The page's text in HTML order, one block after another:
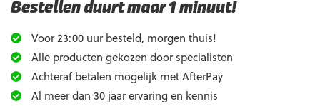
Bestellen duurt maar 1 minuut!
Voor 23:00 uur besteld, morgen thuis!
Alle producten gekozen door specialisten
Achteraf betalen mogelijk met AfterPay
Al meer dan 30 jaar ervaring en kennis